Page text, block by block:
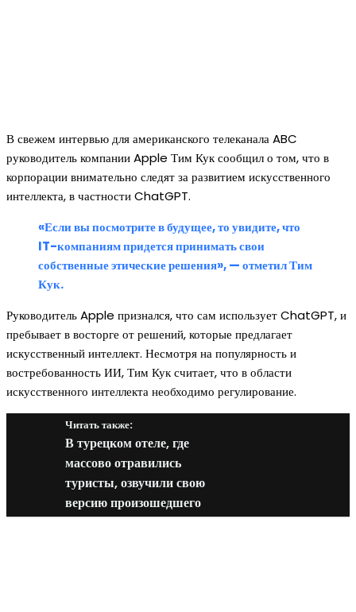
В свежем интервью для американского телеканала ABC
руководитель компании Apple Тим Кук сообщил о том, что в
корпорации внимательно следят за развитием искусственного
интеллекта, в частности ChatGPT.
«Если вы посмотрите в будущее, то увидите, что
IT-компаниям придется принимать свои
собственные этические решения», — отметил Тим
Кук.
Руководитель Apple признался, что сам использует ChatGPT, и
пребывает в восторге от решений, которые предлагает
искусственный интеллект. Несмотря на популярность и
востребованность ИИ, Тим Кук считает, что в области
искусственного интеллекта необходимо регулирование.
Читать также:
В турецком отеле, где
массово отравились
туристы, озвучили свою
версию произошедшего